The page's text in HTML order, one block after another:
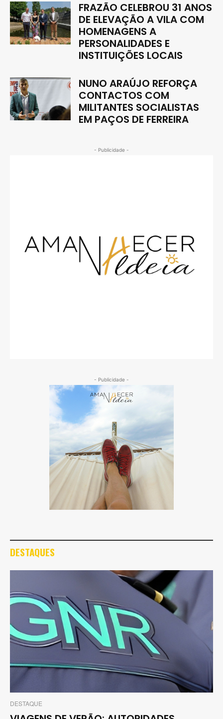
FRAZÃO CELEBROU 31 ANOS
DE ELEVAÇÃO A VILA COM
HOMENAGENS A
PERSONALIDADES E
INSTITUIÇÕES LOCAIS
NUNO ARAÚJO REFORÇA
CONTACTOS COM
MILITANTES SOCIALISTAS
EM PAÇOS DE FERREIRA
- Publicidade -
- Publicidade -
DESTAQUES
DESTAQUE